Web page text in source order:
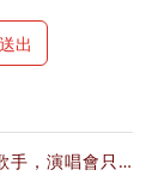
送出
手，演唱會只